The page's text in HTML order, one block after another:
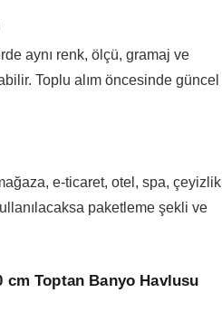
aynı renk, ölçü, gramaj ve
Toplu alım öncesinde güncel
e-ticaret, otel, spa, çeyizlik
paketleme şekli ve
cm Toptan Banyo Havlusu